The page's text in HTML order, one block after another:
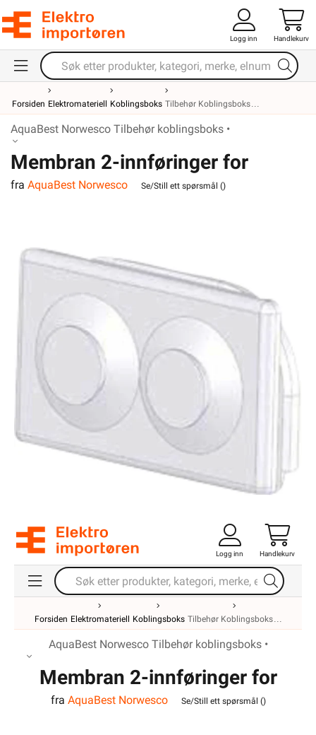
Logg inn Handlekurv
Forsiden Elektromateriell Koblingsboks Tilbehør Koblingsboks
AquaBest Norwesco Tilbehør koblingsboks •
Membran 2-innføringer for
Aquabest serien
fra AquaBest Norwesco Se/Still ett spørsmål ()
Logg inn Handlekurv
Forsiden Elektromateriell Koblingsboks Tilbehør Koblingsboks
AquaBest Norwesco Tilbehør koblingsboks •
Membran 2-innføringer for
Aquabest serien
fra AquaBest Norwesco Se/Still ett spørsmål ()